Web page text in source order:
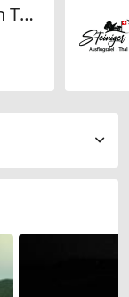
Restaurant Hirschen Thal